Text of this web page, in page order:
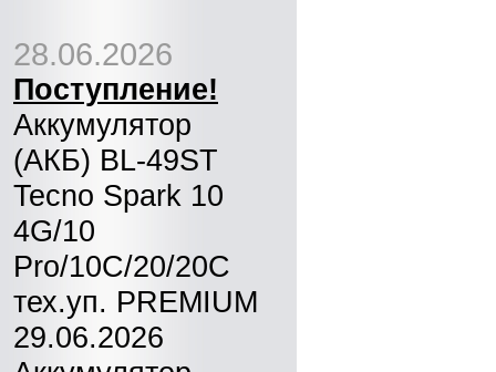
28.06.2026
Поступление!
Аккумулятор
(АКБ) BL-49ST
Tecno Spark 10
4G/10
Pro/10C/20/20C
тех.уп. PREMIUM
29.06.2026